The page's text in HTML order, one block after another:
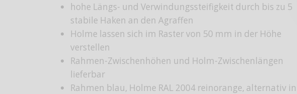
hohe Längs- und Verwindungssteifigkeit durch bis zu 5
stabile Haken an den Agraffen
Holme lassen sich im Raster von 50 mm in der Höhe
verstellen
Rahmen-Zwischenhöhen und Holm-Zwischenlängen
lieferbar
Rahmen blau, Holme RAL 2004 reinorange, alternativ in